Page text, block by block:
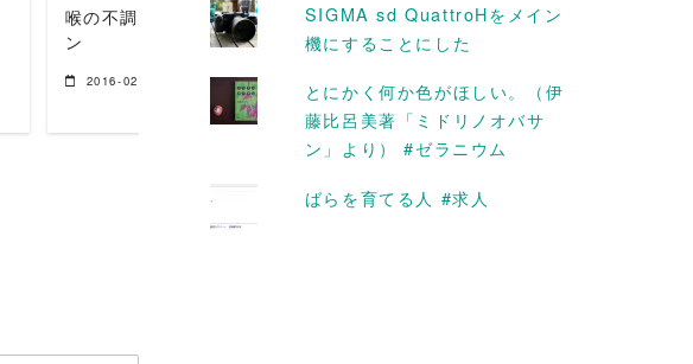
喉の不調にはちみつ #レモ
ン
2016-02-02
2015年に乗せた物まとめ #
蕎麦ざる
SIGMA sd QuattroHをメイン
機にすることにした
とにかく何か色がほしい。（伊
藤比呂美著「ミドリノオバサ
ン」より） #ゼラニウム
ばらを育てる人 #求人